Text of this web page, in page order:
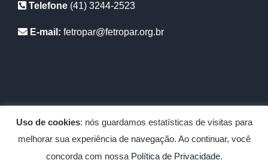
Telefone (41) 3244-2523
E-mail: fetropar@fetropar.org.br
Copyright 2012 - 2020 Fetropar | Todos os diretos reservados |
Desenvolvido porAbrigo Virtual
Uso de cookies: nós guardamos estatísticas de visitas para
melhorar sua experiência de navegação. Ao continuar, você
concorda com nossa Política de Privacidade.